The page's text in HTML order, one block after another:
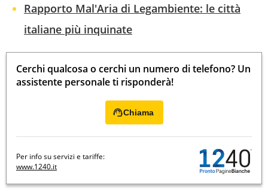
Rapporto Mal'Aria di Legambiente: le città
italiane più inquinate
Cerchi qualcosa o cerchi un numero di telefono? Un
assistente personale ti risponderà!
Chiama
Per info su servizi e tariffe:
www.1240.it